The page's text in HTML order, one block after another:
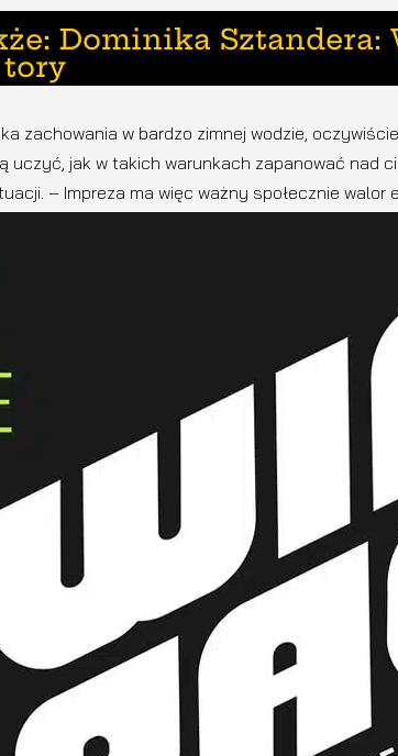
Dominika Sztandera:
tory
zachowania w bardzo zimnej wodzie,
uczyć, jak w takich warunkach zapanować nad
– Impreza ma więc ważny społecznie walor